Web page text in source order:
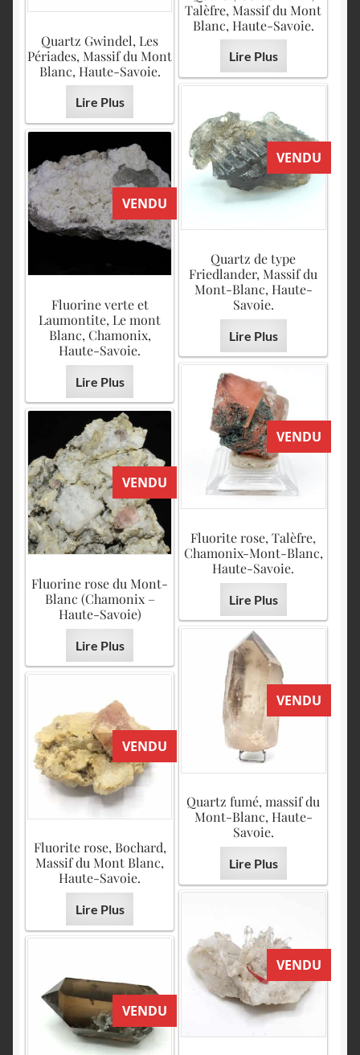
Talèfre, Massif du Mont
Blanc, Haute-Savoie.
Lire Plus
Quartz Gwindel, Les
Périades, Massif du Mont
Blanc, Haute-Savoie.
Lire Plus
VENDU
Quartz de type
Friedlander, Massif du
Mont-Blanc, Haute-
Savoie.
Lire Plus
VENDU
Fluorine verte et
Laumontite, Le mont
Blanc, Chamonix,
Haute-Savoie.
Lire Plus
VENDU
Fluorite rose, Talèfre,
Chamonix-Mont-Blanc,
Haute-Savoie.
Lire Plus
VENDU
Fluorine rose du Mont-
Blanc (Chamonix –
Haute-Savoie)
Lire Plus
VENDU
Quartz fumé, massif du
Mont-Blanc, Haute-
Savoie.
Lire Plus
VENDU
Fluorite rose, Bochard,
Massif du Mont Blanc,
Haute-Savoie.
Lire Plus
VENDU
VENDU